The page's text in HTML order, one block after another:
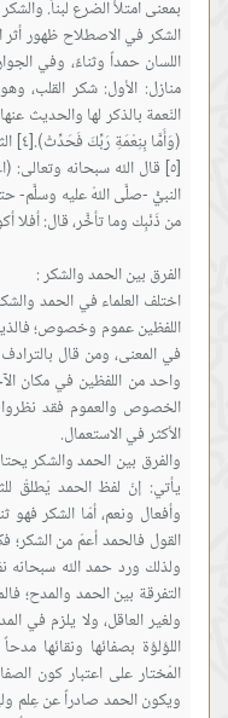
الشكر في الاصطلاح ظهور أثر
منازل: الأول: شكر القلب،
النّعمة بالذكر لها والحديث
النبيُّ -صلَّى اللهُ عليه وسلَّم-
اختلف العلماء في الحمد
اللفظين عموم وخصوص؛ فالذين
في المعنى، ومن قال
واحد من اللفظين في مكان
الخصوص والعموم فقد نظروا
والفرق بين الحمد والشكر
يأتي: إنّ لفظ الحمد يُطلقُ
وأفعال ونعم، أمّا الشكر فهو
القول فالحمد أعمّ من
ولذلك ورد حمد الله
التفرقة بين الحمد والمدح؛
ولغير العاقل، ولا يلزم في
اللؤلؤة بصفائها ونقائها
المُختار على اعتبار كون
ويكون الحمد صادراً عن عِلم